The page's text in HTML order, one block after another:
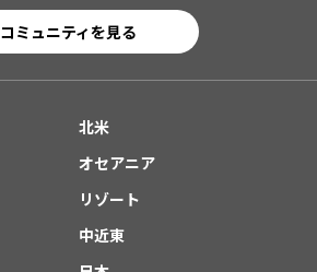
コミュニティを見る
北米
オセアニア
リゾート
中近東